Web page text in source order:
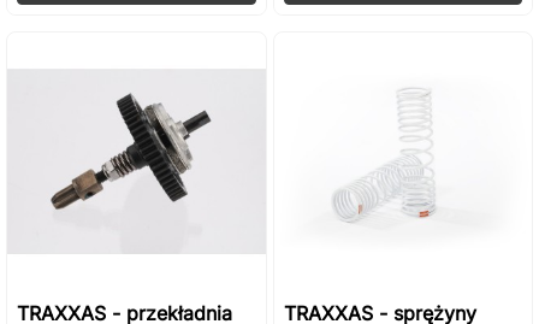
TRAXXAS - przekładnia TRAXXAS - sprężyny